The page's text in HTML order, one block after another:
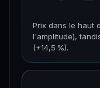
Prix dans le haut
l'amplitude),
(+14,5 %).
CAP. MARCHÉ